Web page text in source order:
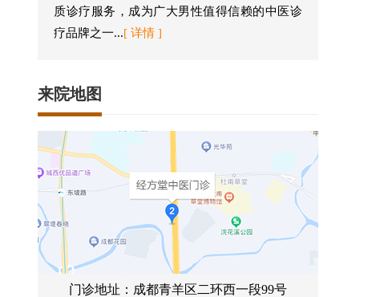
质诊疗服务，成为广大男性值得信赖的中医诊
疗品牌之一...[ 详情 ]
来院地图
门诊地址：成都青羊区二环西一段99号